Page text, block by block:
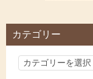
カテゴリー
カ